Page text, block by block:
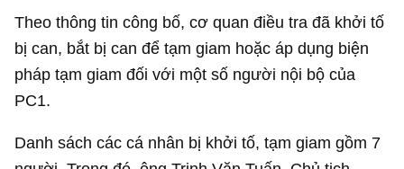
Theo thông tin công bố, cơ quan điều tra đã khởi tố
bị can, bắt bị can để tạm giam hoặc áp dụng biện
pháp tạm giam đối với một số người nội bộ của
PC1.
Danh sách các cá nhân bị khởi tố, tạm giam gồm 7